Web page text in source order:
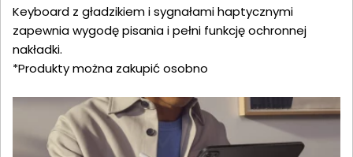
Keyboard z gładzikiem i sygnałami haptycznymi
zapewnia wygodę pisania i pełni funkcję ochronnej
nakładki.
*Produkty można zakupić osobno